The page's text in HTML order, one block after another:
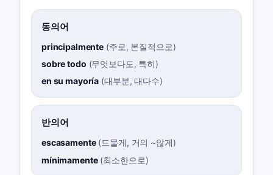
동의어
principalmente (주로, 본질적으로)
sobre todo (무엇보다도, 특히)
en su mayoría (대부분, 대다수)
반의어
escasamente(드물게, 거의 ~않게)
mínimamente(최소한으로)